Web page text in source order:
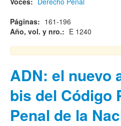
Páginas: 161-196
Año, vol. y nro.: E 1240
ADN: el nuevo
bis del Código
Penal de la